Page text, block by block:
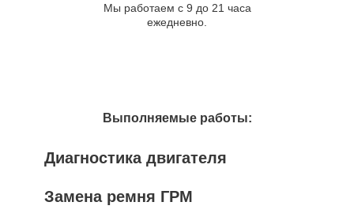
Мы работаем с 9 до 21 часа
ежедневно.
Выполняемые работы:
Диагностика двигателя
Замена ремня ГРМ